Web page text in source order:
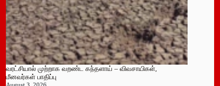
வரட்சியால் முற்றாக வறண்ட கந்தளாய் – விவசாயிகள்,
மீனவர்கள் பாதிப்பு